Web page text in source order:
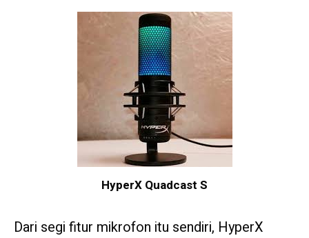
HyperX Quadcast S
Dari segi fitur mikrofon itu sendiri, HyperX